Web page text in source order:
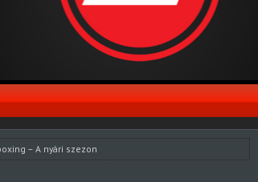
– A nyári szezon